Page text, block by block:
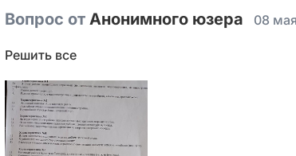
Вопрос от Анонимного юзера 08
Решить все